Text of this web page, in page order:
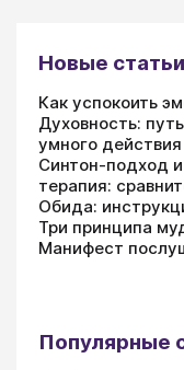
Новые
Как успокоить
Духовность:
умного действия
Синтон-подход
терапия:
Обида:
Три принципа
Манифест
Популярные